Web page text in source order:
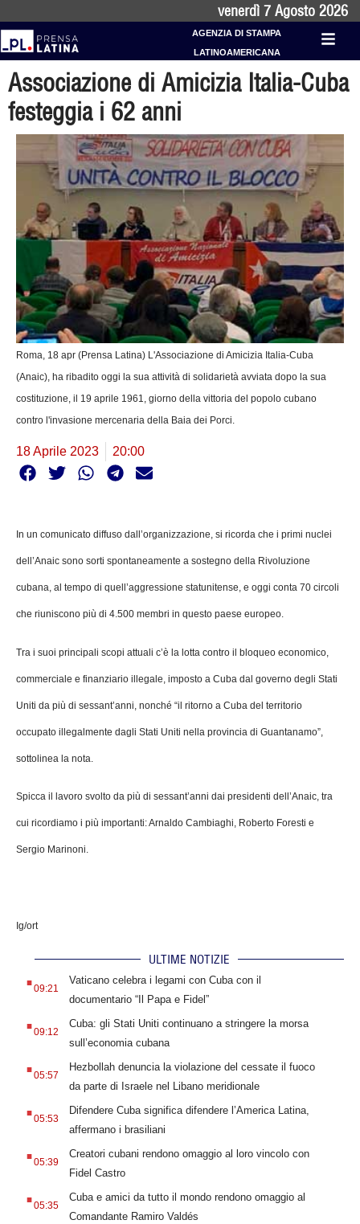
venerdì 7 Agosto 2026
AGENZIA DI STAMPA
LATINOAMERICANA
Associazione di Amicizia Italia-Cuba
festeggia i 62 anni
Roma, 18 apr (Prensa Latina) L'Associazione di Amicizia Italia-Cuba
(Anaic), ha ribadito oggi la sua attività di solidarietà avviata dopo la sua
costituzione, il 19 aprile 1961, giorno della vittoria del popolo cubano
contro l'invasione mercenaria della Baia dei Porci.
18 Aprile 2023 20:00
In un comunicato diffuso dall’organizzazione, si ricorda che i primi nuclei
dell’Anaic sono sorti spontaneamente a sostegno della Rivoluzione
cubana, al tempo di quell’aggressione statunitense, e oggi conta 70 circoli
che riuniscono più di 4.500 membri in questo paese europeo.
Tra i suoi principali scopi attuali c’è la lotta contro il bloqueo economico,
commerciale e finanziario illegale, imposto a Cuba dal governo degli Stati
Uniti da più di sessant’anni, nonché “il ritorno a Cuba del territorio
occupato illegalmente dagli Stati Uniti nella provincia di Guantanamo”,
sottolinea la nota.
Spicca il lavoro svolto da più di sessant’anni dai presidenti dell’Anaic, tra
cui ricordiamo i più importanti: Arnaldo Cambiaghi, Roberto Foresti e
Sergio Marinoni.
Ig/ort
ULTIME NOTIZIE
.09:21
Vaticano celebra i legami con Cuba con il
documentario “Il Papa e Fidel”
.09:12
Cuba: gli Stati Uniti continuano a stringere la morsa
sull’economia cubana
.05:57
Hezbollah denuncia la violazione del cessate il fuoco
da parte di Israele nel Libano meridionale
.05:53
Difendere Cuba significa difendere l’America Latina,
affermano i brasiliani
.05:39
Creatori cubani rendono omaggio al loro vincolo con
Fidel Castro
.05:35
Cuba e amici da tutto il mondo rendono omaggio al
Comandante Ramiro Valdés